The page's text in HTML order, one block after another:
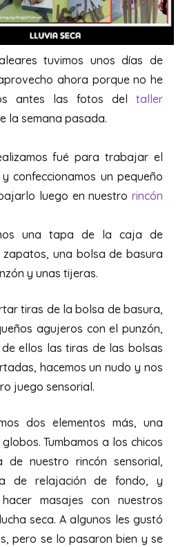
tuvimos unos días de
ahora porque no he
antes las fotos del taller
la semana pasada.
fué para trabajar el
confeccionamos un pequeño
luego en nuestro rincón
una tapa de la caja de
una bolsa de basura
y unas tijeras.
tiras de la bolsa de basura,
agujeros con el punzón,
ellos las tiras de las bolsas
hacemos un nudo y nos
juego sensorial.
dos elementos más, una
Tumbamos a los chicos
de nuestro rincón sensorial,
de relajación de fondo, y
masajes con nuestros
seca. A algunos les gustó
pero se lo pasaron bien y se